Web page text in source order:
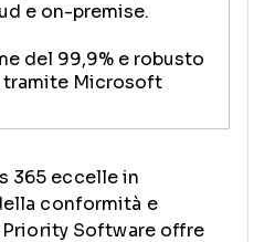
e on-premise.
del 99,9% e robusto
tramite Microsoft
365 eccelle in
conformità e
Software offre